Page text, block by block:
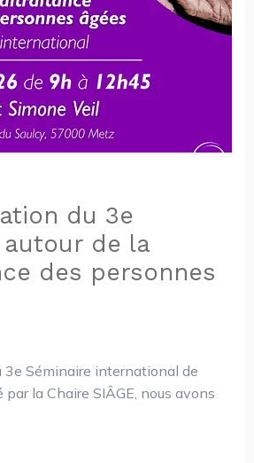
du 3e
de la
des personnes
3e Séminaire international de
la Chaire SIÂGE, nous avons